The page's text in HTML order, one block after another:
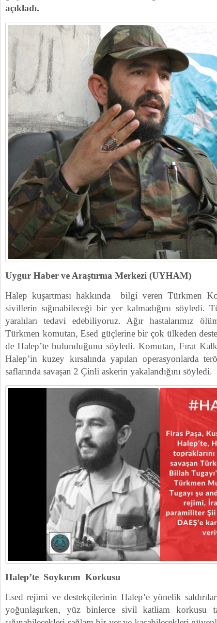
açıkladı.
Uygur Haber ve Araştırma Merkezi (UYHAM)
Halep kuşartması hakkında bilgi veren Türkmen
sivillerin sığınabileceği bir yer kalmadığını söyledi.
yaralıları tedavi edebiliyoruz. Ağır hastalarımız
Türkmen komutan, Esed güçlerine bir çok ülkeden
de Halep’te bulunduğunu söyledi. Komutan, Fırat
Halep’in kuzey kırsalında yapılan operasyonlarda
saflarında savaşan 2 Çinli askerin yakalandığını söyledi.
Halep’te Soykırım Korkusu
Esed rejimi ve destekçilerinin Halep’e yönelik
yoğunlaşırken, yüz binlerce sivil katliam korkusu